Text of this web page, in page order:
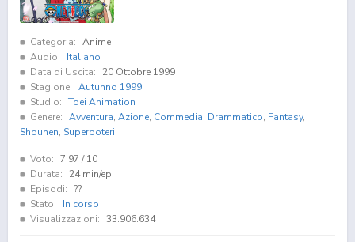
Categoria: Anime
Audio:
Italiano
Data di Uscita:
20 Ottobre 1999
Stagione: Autunno 1999
Studio: Toei Animation
Genere: Avventura, Azione, Commedia, Drammatico, Fantasy,
Shounen, Superpoteri
Voto: 7.97 / 10
Durata:
24 min/ep
Episodi: ??
Stato:
In corso
Visualizzazioni: 33.906.634